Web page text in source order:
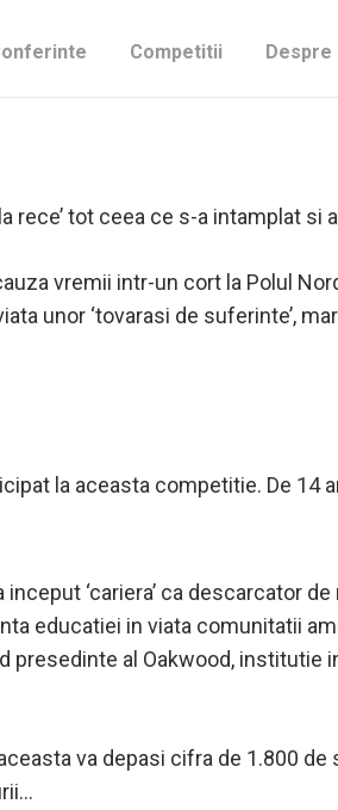
Competitii Despre
am revenit la birou pentru a imi
rece’ tot ceea ce s-a intamplat si
vremii intr-un cort la Polul
unor ‘tovarasi de suferinte’,
la aceasta competitie. De 14
‘cariera’ ca descarcator
educatiei in viata comunitatii
presedinte al Oakwood, institutie
va depasi cifra de 1.800 de